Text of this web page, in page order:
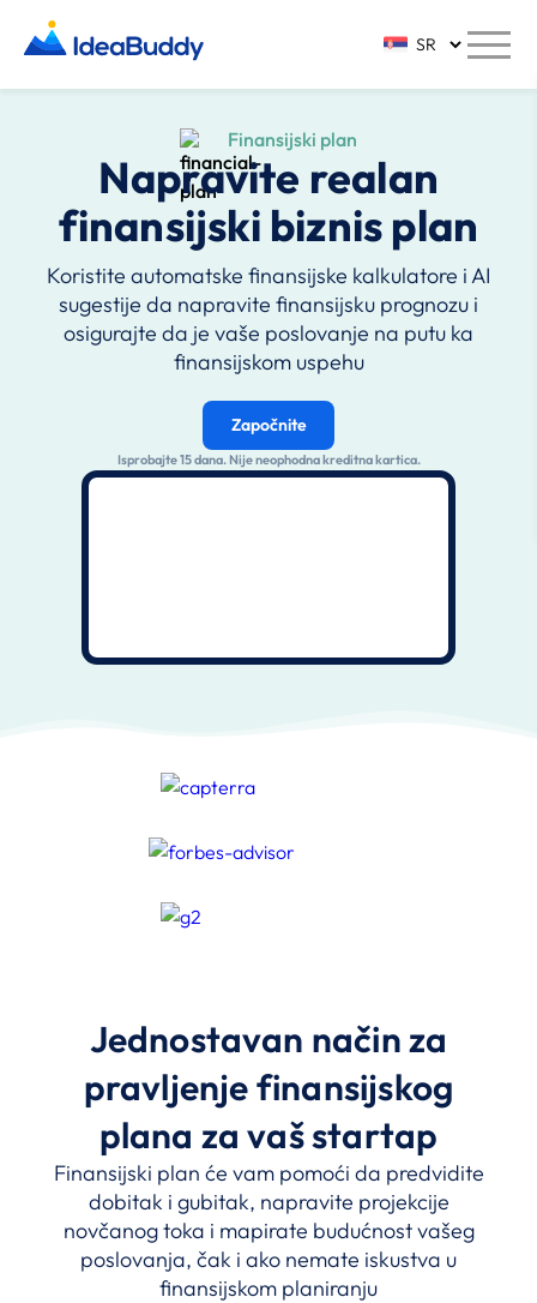
Finansijski plan
Napravite realan
finansijski biznis plan
Koristite automatske finansijske kalkulatore i AI
sugestije da napravite finansijsku prognozu i
osigurajte da je vaše poslovanje na putu ka
finansijskom uspehu
Započnite
Isprobajte 15 dana. Nije neophodna kreditna kartica.
Jednostavan način za
pravljenje finansijskog
plana za vaš startap
Finansijski plan će vam pomoći da predvidite
dobitak i gubitak, napravite projekcije
novčanog toka i mapirate budućnost vašeg
poslovanja, čak i ako nemate iskustva u
finansijskom planiranju